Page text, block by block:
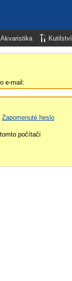
Akvaristika Kutilství
e-mail:
Zapomenuté heslo
počítači